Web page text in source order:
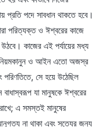
প্রতি পদে সাবধান থাকতে হবে।
পরিত্যক্ত ও ঈশ্বরের কাজে
উঠবে। কাজের এই পর্যায়ের মধ্য
নিয়মকানুন ও আইন এতো অজস্র
পরিণতিতে, সে হয়ে উঠেছিল
যা মানুষকে ঈশ্বরের
এ সমস্তই মানুষের
না থাকা এবং সত্যের জন্য